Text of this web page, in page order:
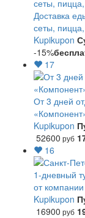
Доставка
сеты,
Kupikupon
-15%
17
От 3 дней
Kupikupon
52600 руб
16
1-дневный
от
Kupikupon
16900 руб